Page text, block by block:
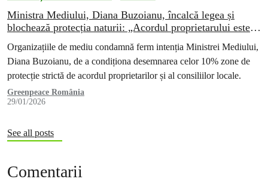
Ministra Mediului, Diana Buzoianu, încalcă legea și
blochează protecția naturii: „Acordul proprietarului este o
Organizațiile de mediu condamnă ferm intenția Ministrei Mediului,
Diana Buzoianu, de a condiționa desemnarea celor 10% zone de
protecție strictă de acordul proprietarilor și al consiliilor locale.
Greenpeace România
29/01/2026
See all posts
Comentarii